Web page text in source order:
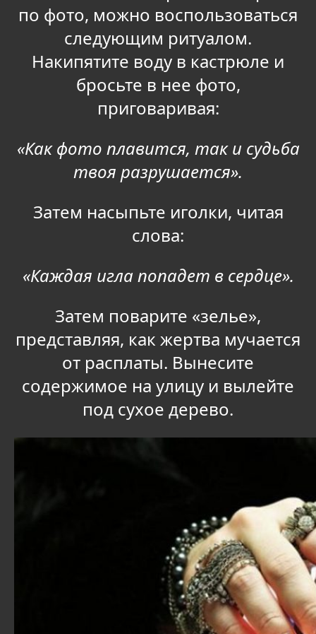
по фото, можно воспользоваться
следующим ритуалом.
Накипятите воду в кастрюле и
бросьте в нее фото,
приговаривая:
«Как фото плавится, так и судьба
твоя разрушается».
Затем насыпьте иголки, читая
слова:
«Каждая игла попадет в сердце».
Затем поварите «зелье»,
представляя, как жертва мучается
от расплаты. Вынесите
содержимое на улицу и вылейте
под сухое дерево.